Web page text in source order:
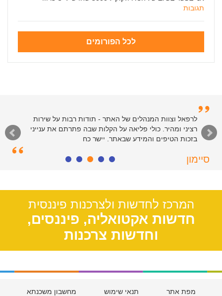
תגובות
לכל הפורומים
לרפאל וצוות המנהלים של האתר - תודות רבות על שירות
רציני ומהיר. כולי פליאה על הקלות שבה פתרתם את ענייני
בזכות הטיפים והמידע שבאתר. יישר כח
סיימון
המרכז לחדשות ולצרכנות פיננסית
חדשות אקטואליה, פיננסים,
וחדשות צרכנות
מפת אתר תנאי שימוש מחשבון משכנתא